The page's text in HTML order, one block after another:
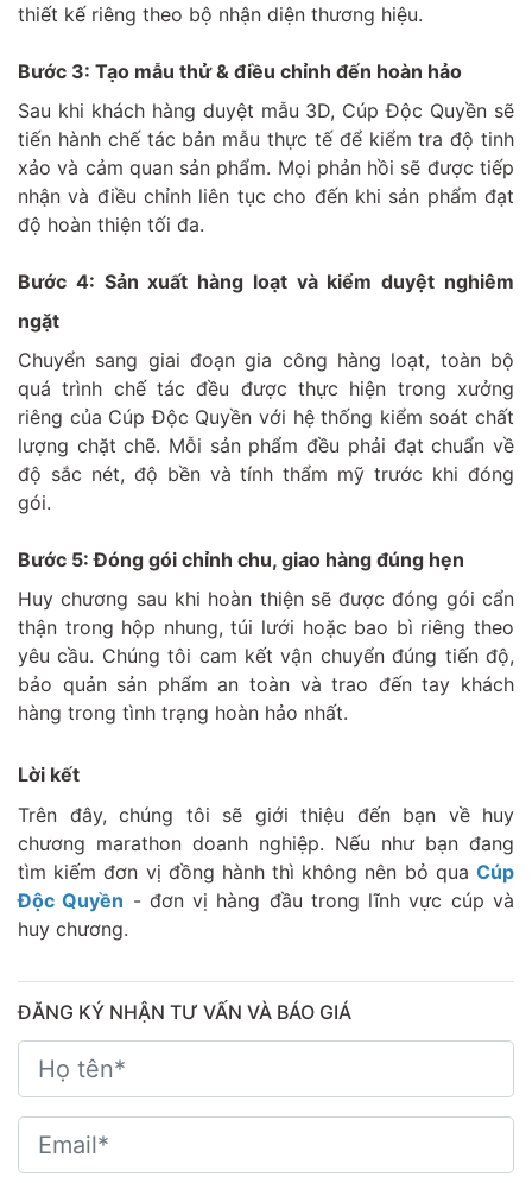
thiết kế riêng theo bộ nhận diện thương hiệu.
Bước 3: Tạo mẫu thử & điều chỉnh đến hoàn hảo
Sau khi khách hàng duyệt mẫu 3D, Cúp Độc Quyền sẽ
tiến hành chế tác bản mẫu thực tế để kiểm tra độ tinh
xảo và cảm quan sản phẩm. Mọi phản hồi sẽ được tiếp
nhận và điều chỉnh liên tục cho đến khi sản phẩm đạt
độ hoàn thiện tối đa.
Bước 4: Sản xuất hàng loạt và kiểm duyệt nghiêm
ngặt
Chuyển sang giai đoạn gia công hàng loạt, toàn bộ
quá trình chế tác đều được thực hiện trong xưởng
riêng của Cúp Độc Quyền với hệ thống kiểm soát chất
lượng chặt chẽ. Mỗi sản phẩm đều phải đạt chuẩn về
độ sắc nét, độ bền và tính thẩm mỹ trước khi đóng
gói.
Bước 5: Đóng gói chỉnh chu, giao hàng đúng hẹn
Huy chương sau khi hoàn thiện sẽ được đóng gói cẩn
thận trong hộp nhung, túi lưới hoặc bao bì riêng theo
yêu cầu. Chúng tôi cam kết vận chuyển đúng tiến độ,
bảo quản sản phẩm an toàn và trao đến tay khách
hàng trong tình trạng hoàn hảo nhất.
Lời kết
Trên đây, chúng tôi sẽ giới thiệu đến bạn về huy
chương marathon doanh nghiệp. Nếu như bạn đang
tìm kiếm đơn vị đồng hành thì không nên bỏ qua Cúp
Độc Quyền - đơn vị hàng đầu trong lĩnh vực cúp và
huy chương.
ĐĂNG KÝ NHẬN TƯ VẤN VÀ BÁO GIÁ